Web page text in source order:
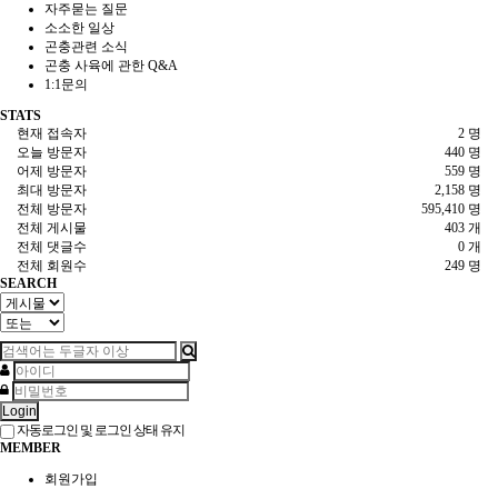
자주묻는 질문
소소한 일상
곤충관련 소식
곤충 사육에 관한 Q&A
1:1문의
STATS
2 명
현재 접속자
440 명
오늘 방문자
559 명
어제 방문자
2,158 명
최대 방문자
595,410 명
전체 방문자
403 개
전체 게시물
0 개
전체 댓글수
249 명
전체 회원수
SEARCH
Login
자동로그인 및 로그인 상태 유지
MEMBER
회원가입